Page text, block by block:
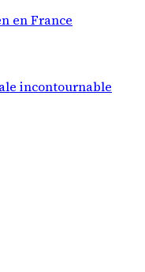
en France
incontournable